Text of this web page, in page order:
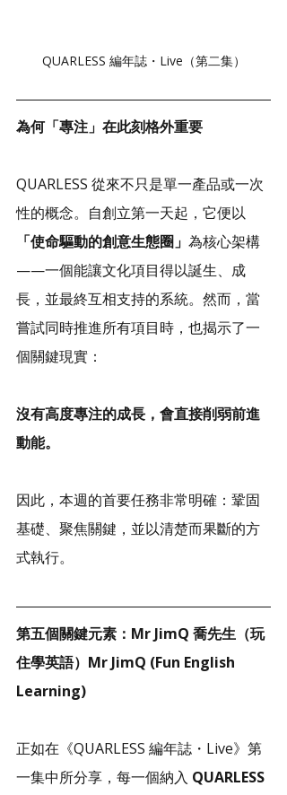
QUARLESS 編年誌・Live（第二集）
為何「專注」在此刻格外重要
QUARLESS 從來不只是單一產品或一次
性的概念。自創立第一天起，它便以
「使命驅動的創意生態圈」 為核心架構
——一個能讓文化項目得以誕生、成
長，並最終互相支持的系統。然而，當
嘗試同時推進所有項目時，也揭示了一
個關鍵現實：
沒有高度專注的成長，會直接削弱前進
動能。
因此，本週的首要任務非常明確：鞏固
基礎、聚焦關鍵，並以清楚而果斷的方
式執行。
第五個關鍵元素：Mr JimQ 喬先生（玩
住學英語）Mr JimQ (Fun English
Learning)
正如在《QUARLESS 編年誌・Live》第
一集中所分享，每一個納入 QUARLESS